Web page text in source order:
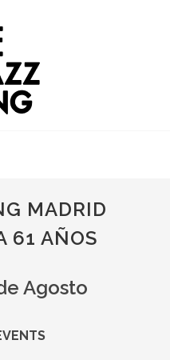
MADRID
61 AÑOS
Agosto